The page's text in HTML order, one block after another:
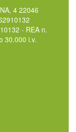
4 22046
- REA n.
30.000 i.v.